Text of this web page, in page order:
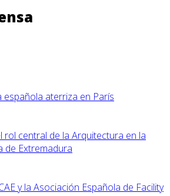
aterriza en París
rol central de la Arquitectura en la
de Extremadura
y la Asociación Española de Facility